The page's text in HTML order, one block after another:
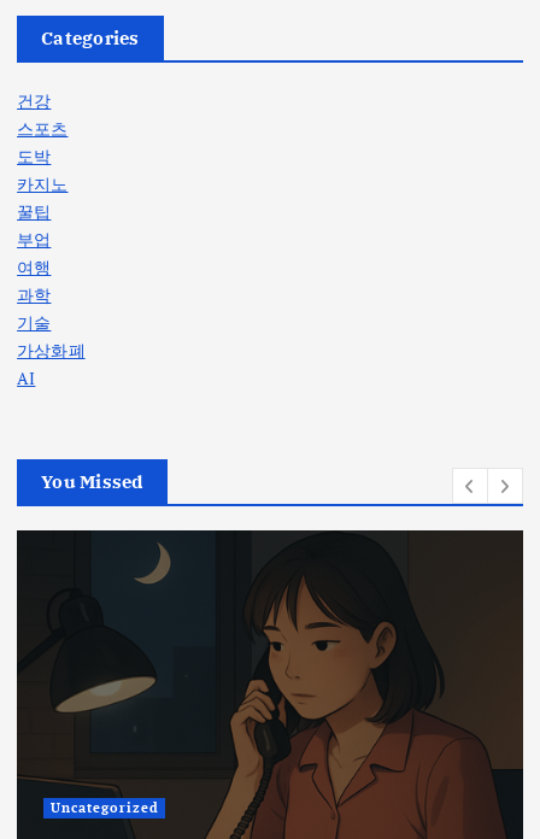
Categories
건강
스포츠
도박
카지노
꿀팁
부업
여행
과학
기술
가상화폐
AI
You Missed
Uncategorized